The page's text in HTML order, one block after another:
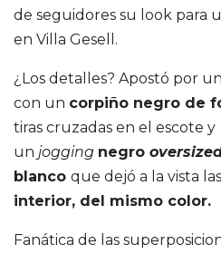
de seguidores su look para
en Villa Gesell.
¿Los detalles? Apostó por
con un corpiño negro de
tiras cruzadas en el escote y
un jogging negro
blanco que dejó a la vista las
interior, del mismo color.
Fanática de las